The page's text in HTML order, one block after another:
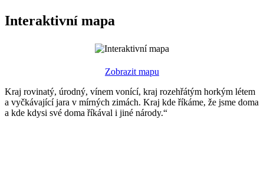
Interaktivní mapa
Zobrazit mapu
Kraj rovinatý, úrodný, vínem vonící, kraj rozehřátým horkým létem
a vyčkávající jara v mírných zimách. Kraj kde říkáme, že jsme doma
a kde kdysi své doma říkával i jiné národy.“